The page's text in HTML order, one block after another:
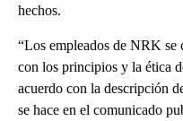
hechos.
“Los empleados de NRK se
con los principios y la ética
acuerdo con la descripción
se hace en el comunicado